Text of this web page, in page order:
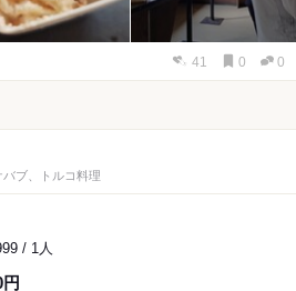
41 0 0
ブ、トルコ料理
/ 1人